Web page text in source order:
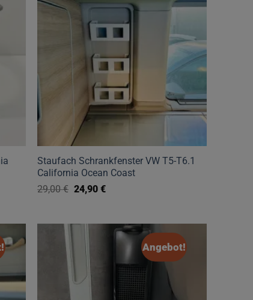
Staufach Schrankfenster VW T5-T6.1
California Ocean Coast
29,00€ Ursprünglicher
Preis
24,90 €Aktueller
mehrere
Angebot!